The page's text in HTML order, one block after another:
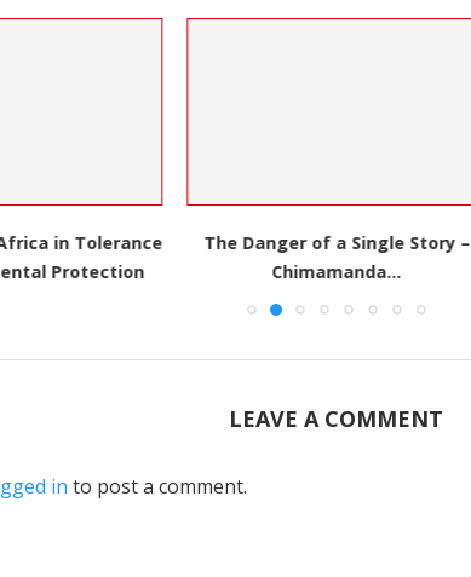
in Tolerance
Protection
The Danger of a Single Story –
Chimamanda...
LEAVE A COMMENT
in to post a comment.